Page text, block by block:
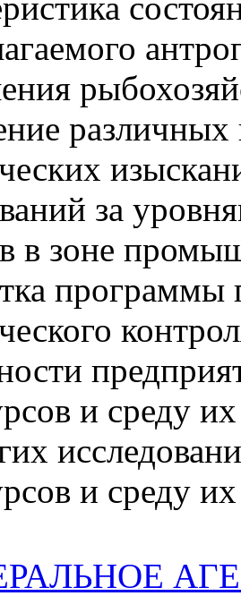
за
в зоне
программы
и среду
и среду